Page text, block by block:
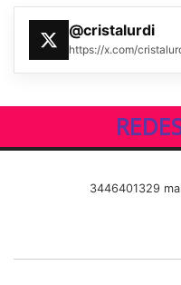
@cristalurdi
https://x.com/
3446401329